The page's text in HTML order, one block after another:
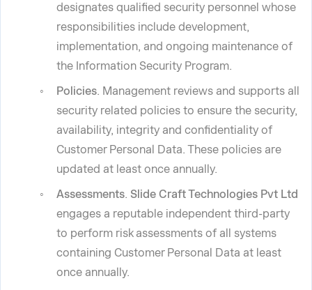
designates qualified security personnel whose
responsibilities include development,
implementation, and ongoing maintenance of
the Information Security Program.
Policies. Management reviews and supports all
security related policies to ensure the security,
availability, integrity and confidentiality of
Customer Personal Data. These policies are
updated at least once annually.
Assessments. Slide Craft Technologies Pvt Ltd
engages a reputable independent third-party
to perform risk assessments of all systems
containing Customer Personal Data at least
once annually.